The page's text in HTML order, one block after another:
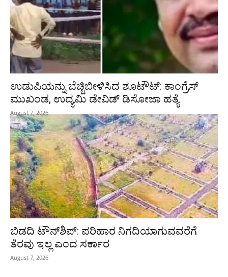
ಉಡುಪಿಯನ್ನು ಬೆಚ್ಚಿಬೀಳಿಸಿದ ಶೂಟೌಟ್‌: ಕಾಂಗ್ರೆಸ್‌
ಮುಖಂಡ, ಉದ್ಯಮಿ ಡೇವಿಡ್ ಡಿಸೋಜಾ ಹತ್ಯೆ
August 7, 2026
ಬಿಡದಿ ಟೌನ್‌ಶಿಪ್‌: ಪರಿಹಾರ ನಿಗದಿಯಾಗುವವರೆಗೆ
ತೆರವು ಇಲ್ಲ ಎಂದ ಸರ್ಕಾರ
August 7, 2026